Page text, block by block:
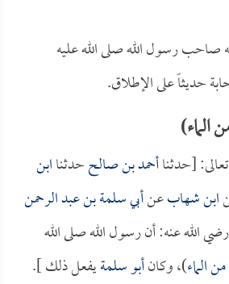
صاحب رسول الله صلى الله عليه
حديثاً على الإطلاق.
[حدثناأحمد بن صالححدثناابن
ابن شهابعنأبي سلمة بن عبد الرحمن
رضي الله عنه: أن رسول الله صلى الله
من الماء)، وكانأبو سلمةيفعل ذلك ].